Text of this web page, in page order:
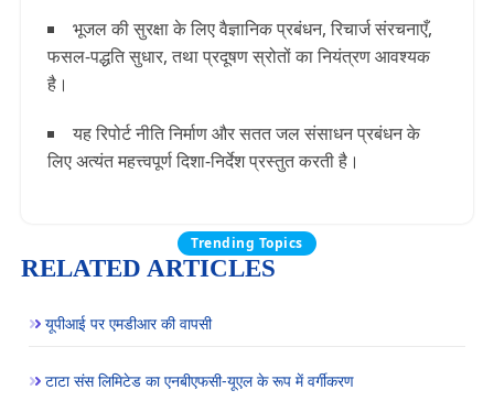
भूजल की सुरक्षा के लिएवैज्ञानिक प्रबंधन, रिचार्ज संरचनाएँ,
फसल-पद्धति सुधार, तथाप्रदूषण स्रोतों का नियंत्रणआवश्यक
है।
यह रिपोर्ट नीति निर्माण और सतत जल संसाधन प्रबंधन के
लिए अत्यंत महत्त्वपूर्ण दिशा-निर्देश प्रस्तुत करती है।
Trending Topics
RELATED ARTICLES
यूपीआई पर एमडीआर की वापसी
टाटा संस लिमिटेड का एनबीएफसी-यूएल के रूप में वर्गीकरण